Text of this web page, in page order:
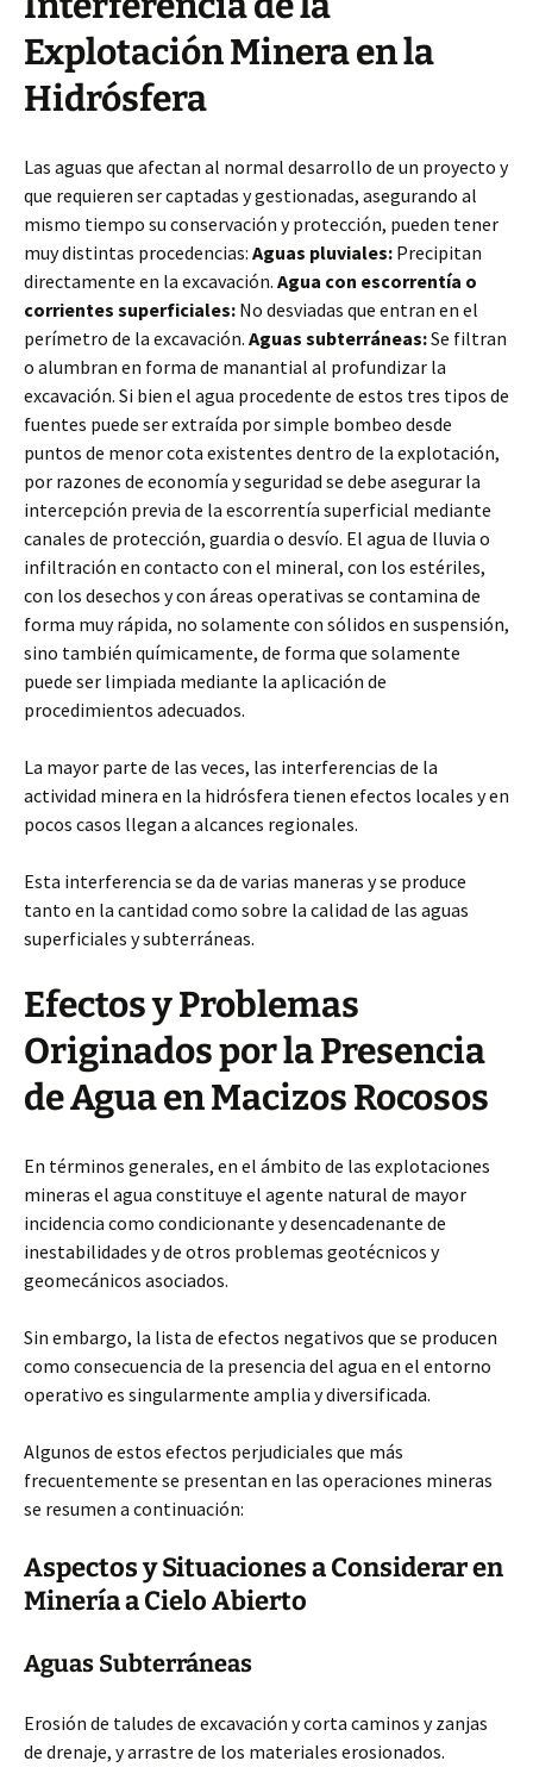
Explotación Minera en la
Hidrósfera
Las aguas que afectan al normal desarrollo de un proyecto y
que requieren ser captadas y gestionadas, asegurando al
mismo tiempo su conservación y protección, pueden tener
muy distintas procedencias: Aguas pluviales: Precipitan
directamente en la excavación. Agua con escorrentía o
corrientes superficiales: No desviadas que entran en el
perímetro de la excavación. Aguas subterráneas:Se filtran
o alumbran en forma de manantial al profundizar la
excavación. Si bien el agua procedente de estos tres tipos de
fuentes puede ser extraída por simple bombeo desde
puntos de menor cota existentes dentro de la explotación,
por razones de economía y seguridad se debe asegurar la
intercepción previa de la escorrentía superficial mediante
canales de protección, guardia o desvío. El agua de lluvia o
infiltración en contacto con el mineral, con los estériles,
con los desechos y con áreas operativas se contamina de
forma muy rápida, no solamente con sólidos en suspensión,
sino también químicamente, de forma que solamente
puede ser limpiada mediante la aplicación de
procedimientos adecuados.
La mayor parte de las veces, las interferencias de la
actividad minera en la hidrósfera tienen efectos locales y en
pocos casos llegan a alcances regionales.
Esta interferencia se da de varias maneras y se produce
tanto en la cantidad como sobre la calidad de las aguas
superficiales y subterráneas.
Efectos y Problemas
Originados por la Presencia
de Agua en Macizos Rocosos
En términos generales, en el ámbito de las explotaciones
mineras el agua constituye el agente natural de mayor
incidencia como condicionante y desencadenante de
inestabilidades y de otros problemas geotécnicos y
geomecánicos asociados.
Sin embargo, la lista de efectos negativos que se producen
como consecuencia de la presencia del agua en el entorno
operativo es singularmente amplia y diversificada.
Algunos de estos efectos perjudiciales que más
frecuentemente se presentan en las operaciones mineras
se resumen a continuación:
Aspectos y Situaciones a Considerar en
Minería a Cielo Abierto
Aguas Subterráneas
Erosión de taludes de excavación y corta caminos y zanjas
de drenaje, y arrastre de los materiales erosionados.